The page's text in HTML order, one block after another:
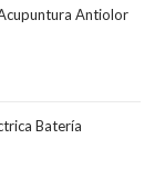
Antiolor
Batería